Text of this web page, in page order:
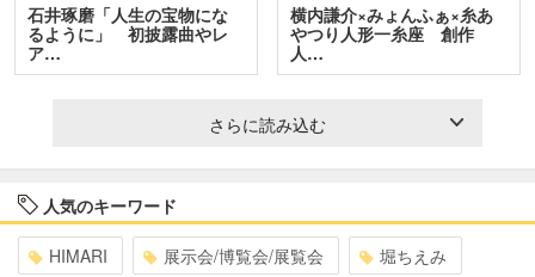
石井琢磨「人生の宝物にな
るように」 初披露曲やレ
ア…
横内謙介×みょんふぁ×糸あ
やつり人形一糸座 創作
人…
さらに読み込む
人気のキーワード
HIMARI 展示会/博覧会/展覧会 堀ちえみ